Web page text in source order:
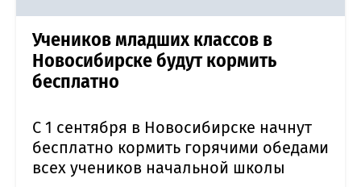
Учеников младших классов в
Новосибирске будут кормить
бесплатно
С 1 сентября в Новосибирске начнут
бесплатно кормить горячими обедами
всех учеников начальной школы